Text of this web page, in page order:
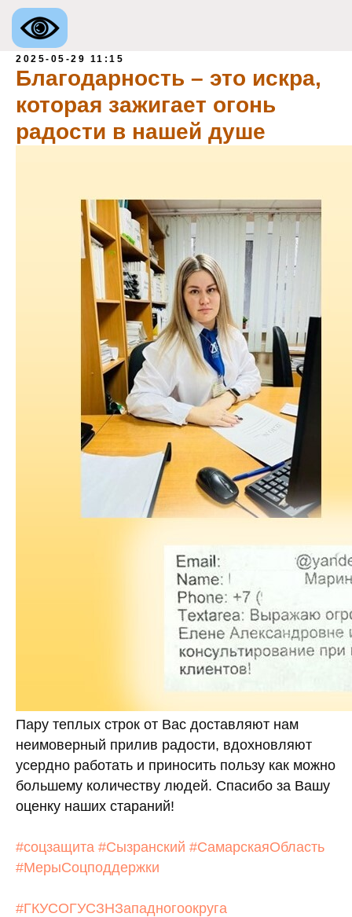
2025-05-29 11:15
Благодарность – это искра,
которая зажигает огонь
радости в нашей душе
Пару теплых строк от Вас доставляют нам
неимоверный прилив радости, вдохновляют
усердно работать и приносить пользу как можно
большему количеству людей. Спасибо за Вашу
оценку наших стараний!
#соцзащита #Сызранский #СамарскаяОбласть
#МерыСоцподдержки
#ГКУСОГУСЗНЗападногоокруга
Самарской
области